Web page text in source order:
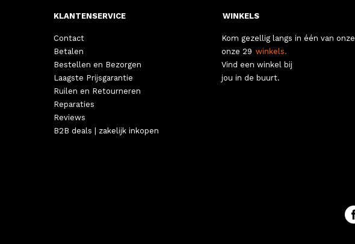
KLANTENSERVICE
Contact
Betalen
Bestellen en Bezorgen
Laagste Prijsgarantie
Ruilen en Retourneren
Reparaties
Reviews
B2B deals | zakelijk inkopen
WINKELS
Kom gezellig langs in één van onze
onze 29 winkels.
Vind een winkel bij
jou in de buurt.